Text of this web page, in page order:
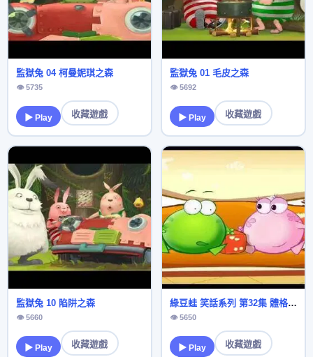
監獄兔 04 柯曼妮琪之森
👁 5735
▶ Play 收藏遊戲
監獄兔 01 毛皮之森
👁 5692
▶ Play 收藏遊戲
監獄兔 10 陷阱之森
👁 5660
▶ Play 收藏遊戲
綠豆蛙 笑話系列 第32集 體格優勢
👁 5650
▶ Play 收藏遊戲